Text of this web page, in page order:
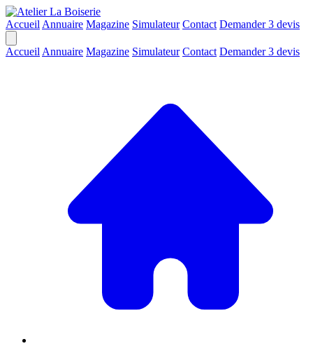
Accueil Annuaire Magazine Simulateur Contact Demander 3 devis
Accueil Annuaire Magazine Simulateur Contact Demander 3 devis